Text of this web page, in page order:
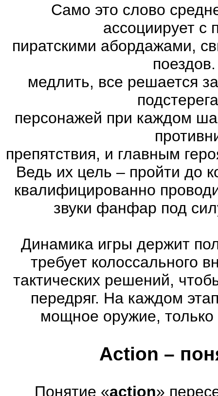
Само это слово
ассоциирует с
пиратскими абордажами,
медлить, все решается
персонажей при каждом
препятствия, и главным
Ведь их цель – пройти до
квалифицированно
звуки фанфар под
Динамика игры держит
требует колоссального
тактических решений,
передряг. На каждом
мощное оружие, только
Action –
Понятие «action»